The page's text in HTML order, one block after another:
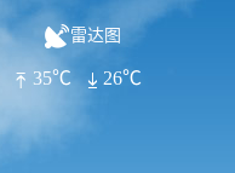
雷达图
35℃ 26℃